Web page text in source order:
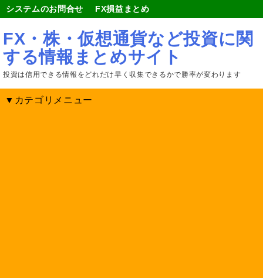
システムのお問合せ FX損益まとめ
FX・株・仮想通貨など投資に関
する情報まとめサイト
投資は信用できる情報をどれだけ早く収集できるかで勝率が変わります
▼カテゴリメニュー